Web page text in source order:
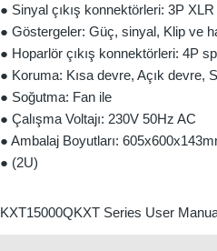
● Sinyal çıkış konnektörleri: 3P
● Göstergeler: Güç, sinyal, Klip ve
● Hoparlör çıkış konnektörleri: 4P
● Koruma: Kısa devre, Açık devre,
● Soğutma: Fan ile
● Çalışma Voltajı: 230V 50Hz AC
● Ambalaj Boyutları:
● (2U)
KXT15000QKXT Series User